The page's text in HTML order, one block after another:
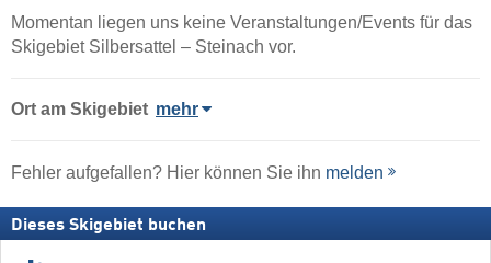
Momentan liegen uns keine Veranstaltungen/Events für das
Skigebiet Silbersattel – Steinach vor.
Ort am Skigebiet mehr
Fehler aufgefallen? Hier können Sie ihn melden
Dieses Skigebiet buchen